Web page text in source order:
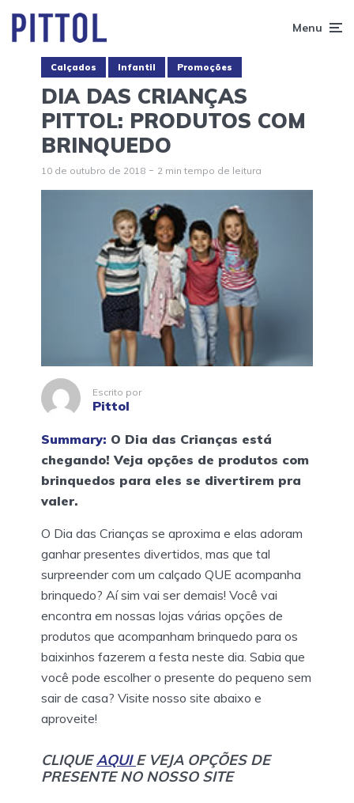
Menu
Calçados Infantil Promoções
DIA DAS CRIANÇAS
PITTOL: PRODUTOS COM
BRINQUEDO
10 de outubro de 2018 2 min tempo de leitura
Escrito por
Pittol
Summary: O Dia das Crianças está
chegando! Veja opções de produtos com
brinquedos para eles se divertirem pra
valer.
O Dia das Crianças se aproxima e elas adoram
ganhar presentes divertidos, mas que tal
surpreender com um calçado QUE acompanha
brinquedo? Aí sim vai ser demais! Você vai
encontra em nossas lojas várias opções de
produtos que acompanham brinquedo para os
baixinhos fazerem a festa neste dia. Sabia que
você pode escolher o presente do pequeno sem
sair de casa? Visite nosso site abaixo e
aproveite!
CLIQUEAQUIE VEJA OPÇÕES DE
PRESENTE NO NOSSO SITE